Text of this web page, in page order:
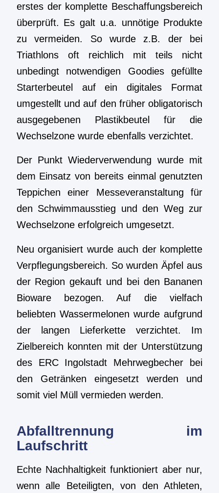
erstes der komplette Beschaffungsbereich
überprüft. Es galt u.a. unnötige Produkte
zu vermeiden. So wurde z.B. der bei
Triathlons oft reichlich mit teils nicht
unbedingt notwendigen Goodies gefüllte
Starterbeutel auf ein digitales Format
umgestellt und auf den früher obligatorisch
ausgegebenen Plastikbeutel für die
Wechselzone wurde ebenfalls verzichtet.
Der Punkt Wiederverwendung wurde mit
dem Einsatz von bereits einmal genutzten
Teppichen einer Messeveranstaltung für
den Schwimmausstieg und den Weg zur
Wechselzone erfolgreich umgesetzt.
Neu organisiert wurde auch der komplette
Verpflegungsbereich. So wurden Äpfel aus
der Region gekauft und bei den Bananen
Bioware bezogen. Auf die vielfach
beliebten Wassermelonen wurde aufgrund
der langen Lieferkette verzichtet. Im
Zielbereich konnten mit der Unterstützung
des ERC Ingolstadt Mehrwegbecher bei
den Getränken eingesetzt werden und
somit viel Müll vermieden werden.
Abfalltrennung im
Laufschritt
Echte Nachhaltigkeit funktioniert aber nur,
wenn alle Beteiligten, von den Athleten,